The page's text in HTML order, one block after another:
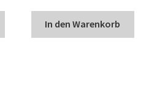
In den Warenkorb